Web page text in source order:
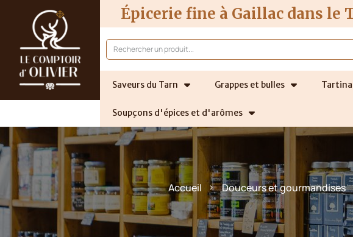
Épicerie fine à Gaillac dans le
Saveurs du Tarn Grappes et bulles
Soupçons d'épices et d'arômes
Accueil Douceurs et gourmandises